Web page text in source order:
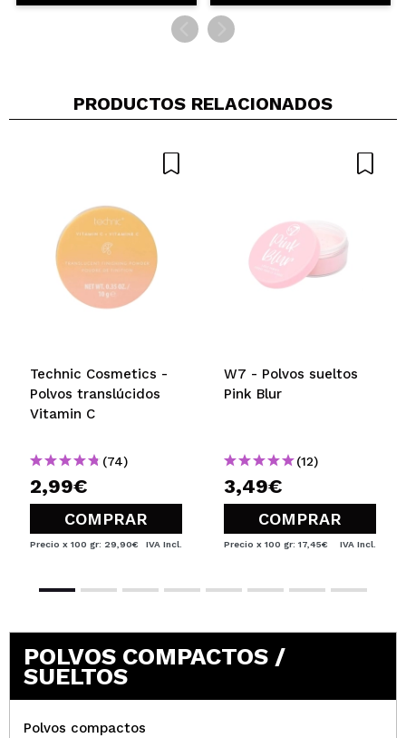
PRODUCTOS RELACIONADOS
Technic Cosmetics -
Polvos translúcidos
Vitamin C
(74)
2,99€
COMPRAR
Precio x 100 gr: 29,90€ IVA Incl.
W7 - Polvos sueltos
Pink Blur
(12)
3,49€
COMPRAR
Precio x 100 gr: 17,45€ IVA Incl.
POLVOS COMPACTOS /
SUELTOS
Polvos compactos